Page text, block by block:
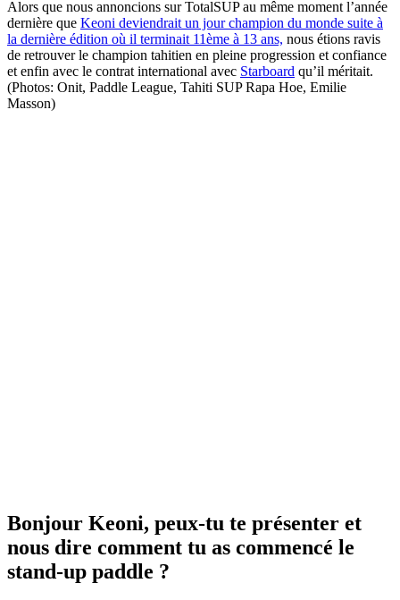
Alors que nous annoncions sur TotalSUP au même moment l’année
dernière que Keoni deviendrait un jour champion du monde suite à
la dernière édition où il terminait 11ème à 13 ans, nous étions ravis
de retrouver le champion tahitien en pleine progression et confiance
et enfin avec le contrat international avec Starboard qu’il méritait.
(Photos: Onit, Paddle League, Tahiti SUP Rapa Hoe, Emilie
Masson)
Bonjour Keoni, peux-tu te présenter et
nous dire comment tu as commencé le
stand-up paddle ?